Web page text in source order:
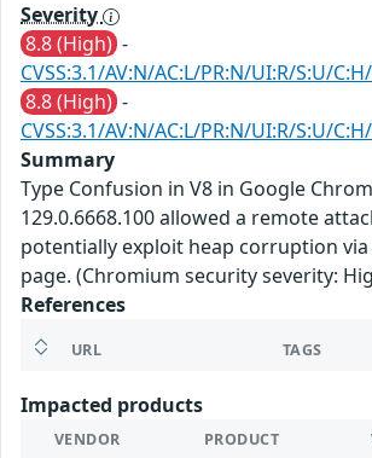
Severity
8.8 (High) -
CVSS:3.1/AV:N/AC:L/PR:N/UI:R/S:U/
8.8 (High) -
CVSS:3.1/AV:N/AC:L/PR:N/UI:R/S:U/
Summary
Type Confusion in V8 in Google
129.0.6668.100 allowed a remote
potentially exploit heap corruption via
page. (Chromium security severity:
References
URL TAGS
Impacted products
VENDOR PRODUCT